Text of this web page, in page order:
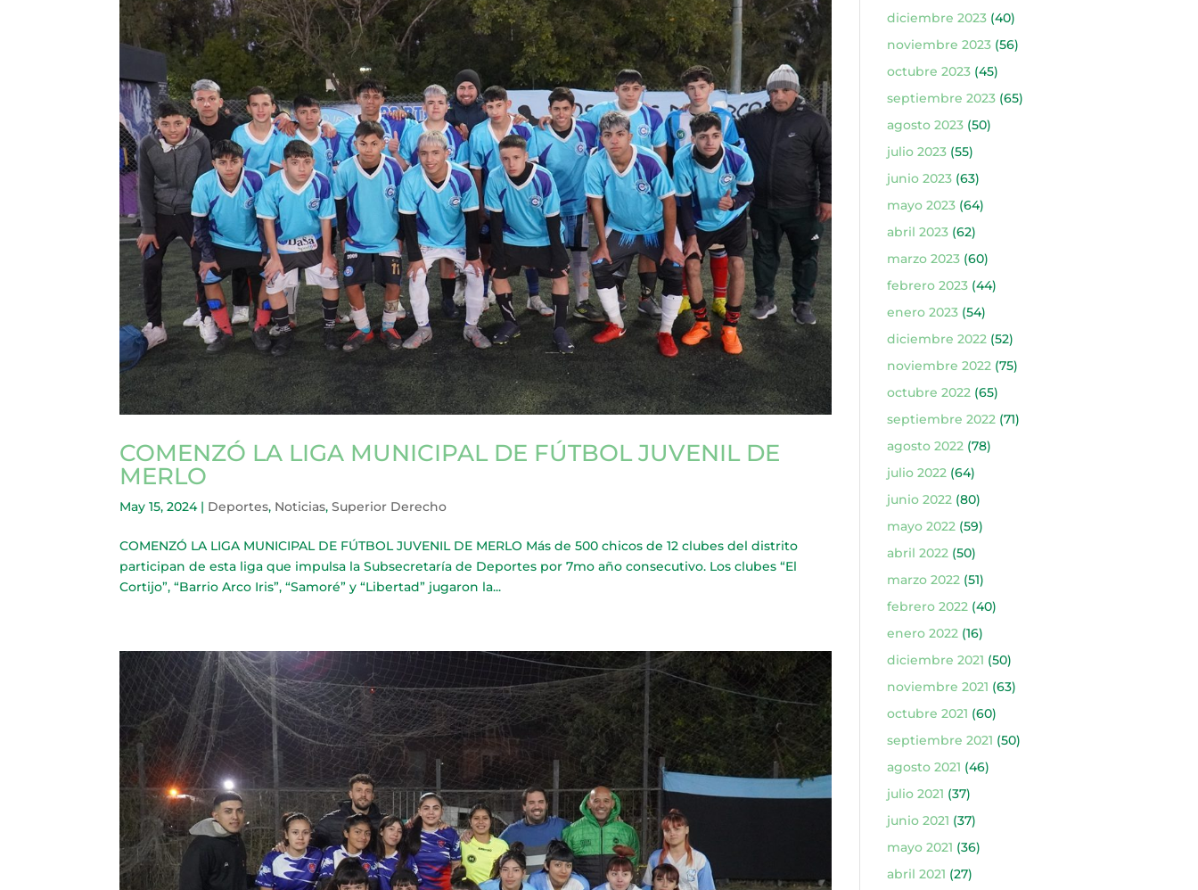
COMENZÓ LA LIGA MUNICIPAL DE FÚTBOL JUVENIL DE
MERLO
May 15, 2024| Deportes, Noticias,Superior Derecho
COMENZÓ LA LIGA MUNICIPAL DE FÚTBOL JUVENIL DE MERLO Más de 500 chicos de 12 clubes del distrito
participan de esta liga que impulsa la Subsecretaría de Deportes por 7mo año consecutivo. Los clubes “El
Cortijo”, “Barrio Arco Iris”, “Samoré” y “Libertad” jugaron la...
diciembre 2023(40)
noviembre 2023(56)
octubre 2023(45)
septiembre 2023(65)
agosto 2023(50)
julio 2023(55)
junio 2023(63)
mayo 2023(64)
abril 2023(62)
marzo 2023(60)
febrero 2023(44)
enero 2023(54)
diciembre 2022(52)
noviembre 2022(75)
octubre 2022(65)
septiembre 2022(71)
agosto 2022(78)
julio 2022(64)
junio 2022(80)
mayo 2022(59)
abril 2022(50)
marzo 2022(51)
febrero 2022(40)
enero 2022(16)
diciembre 2021 (50)
noviembre 2021 (63)
octubre 2021 (60)
septiembre 2021 (50)
agosto 2021 (46)
julio 2021 (37)
junio 2021 (37)
mayo 2021 (36)
abril 2021 (27)